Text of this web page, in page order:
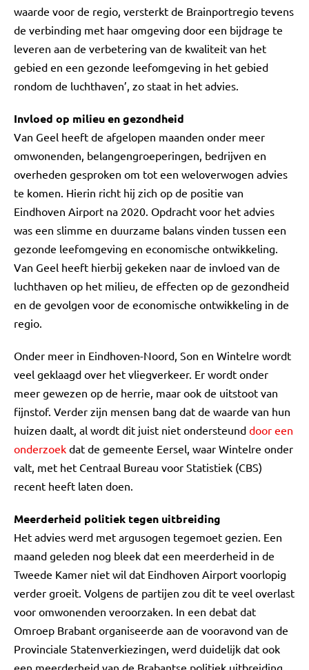
waarde voor de regio, versterkt de Brainportregio tevens
de verbinding met haar omgeving door een bijdrage te
leveren aan de verbetering van de kwaliteit van het
gebied en een gezonde leefomgeving in het gebied
rondom de luchthaven’, zo staat in het advies.
Invloed op milieu en gezondheid
Van Geel heeft de afgelopen maanden onder meer
omwonenden, belangengroeperingen, bedrijven en
overheden gesproken om tot een weloverwogen advies
te komen. Hierin richt hij zich op de positie van
Eindhoven Airport na 2020. Opdracht voor het advies
was een slimme en duurzame balans vinden tussen een
gezonde leefomgeving en economische ontwikkeling.
Van Geel heeft hierbij gekeken naar de invloed van de
luchthaven op het milieu, de effecten op de gezondheid
en de gevolgen voor de economische ontwikkeling in de
regio.
Onder meer in Eindhoven-Noord, Son en Wintelre wordt
veel geklaagd over het vliegverkeer. Er wordt onder
meer gewezen op de herrie, maar ook de uitstoot van
fijnstof. Verder zijn mensen bang dat de waarde van hun
huizen daalt, al wordt dit juist niet ondersteund door een
onderzoek dat de gemeente Eersel, waar Wintelre onder
valt, met het Centraal Bureau voor Statistiek (CBS)
recent heeft laten doen.
Meerderheid politiek tegen uitbreiding
Het advies werd met argusogen tegemoet gezien. Een
maand geleden nog bleek dat een meerderheid in de
Tweede Kamer niet wil dat Eindhoven Airport voorlopig
verder groeit. Volgens de partijen zou dit te veel overlast
voor omwonenden veroorzaken. In een debat dat
Omroep Brabant organiseerde aan de vooravond van de
Provinciale Statenverkiezingen, werd duidelijk dat ook
een meerderheid van de Brabantse politiek uitbreiding